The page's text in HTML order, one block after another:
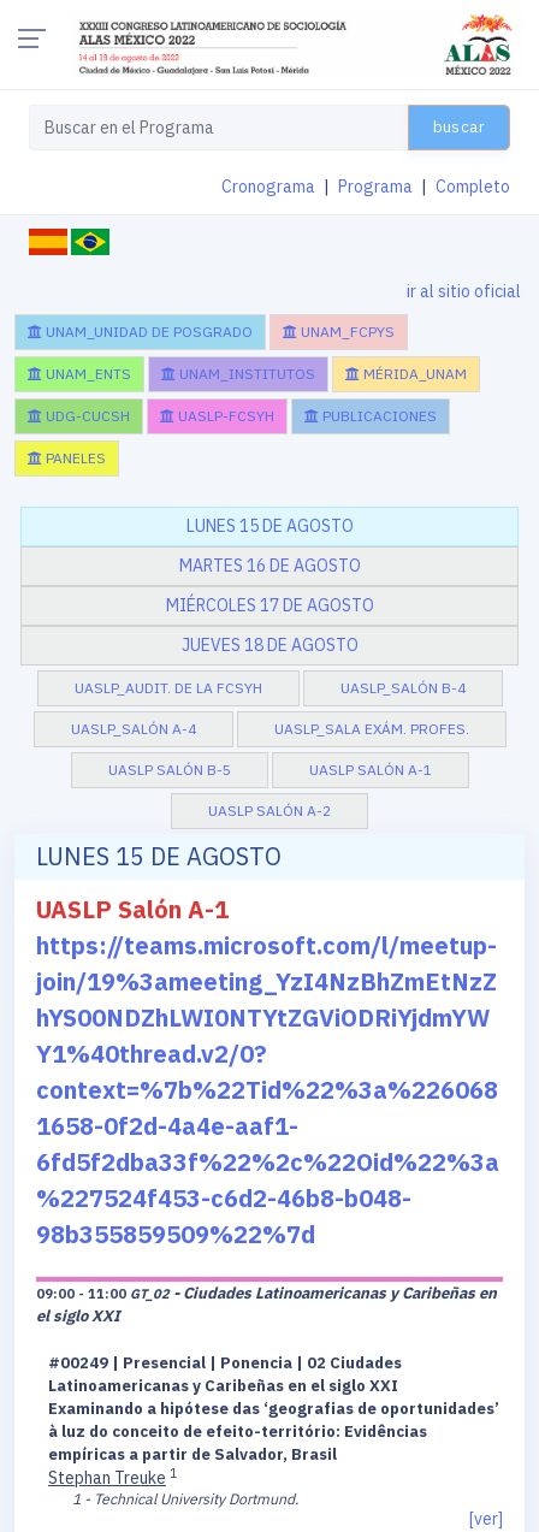
buscar
Cronograma Programa Completo
ir al sitio oficial
UNAM_UNIDAD DE POSGRADO UNAM_FCPYS
UNAM_ENTS UNAM_INSTITUTOS MÉRIDA_UNAM
UDG-CUCSH UASLP-FCSYH PUBLICACIONES
PANELES
LUNES 15 DE AGOSTO
MARTES 16 DE AGOSTO
MIÉRCOLES 17 DE AGOSTO
JUEVES 18 DE AGOSTO
UASLP_AUDIT. DE LA FCSYH UASLP_SALÓN B-4
UASLP_SALÓN A-4 UASLP_SALA EXÁM. PROFES.
UASLP SALÓN B-5 UASLP SALÓN A-1
UASLP SALÓN A-2
LUNES 15 DE AGOSTO
UASLP Salón A-1
https://teams.microsoft.com/l/meetup-
join/19%3ameeting_YzI4NzBhZmEtNzZ
hYS00NDZhLWI0NTYtZGViODRiYjdmYW
Y1%40thread.v2/0?
context=%7b%22Tid%22%3a%226068
1658-0f2d-4a4e-aaf1-
6fd5f2dba33f%22%2c%22Oid%22%3a
%227524f453-c6d2-46b8-b048-
98b355859509%22%7d
09:00 - 11:00 GT_02 - Ciudades Latinoamericanas y Caribeñas en
el siglo XXI
#00249 | Presencial | Ponencia | 02 Ciudades
Latinoamericanas y Caribeñas en el siglo XXI
Examinando a hipótese das ‘geografias de oportunidades’
à luz do conceito de efeito-território: Evidências
empíricas a partir de Salvador, Brasil
Stephan Treuke 1
1 - Technical University Dortmund.
[ver]